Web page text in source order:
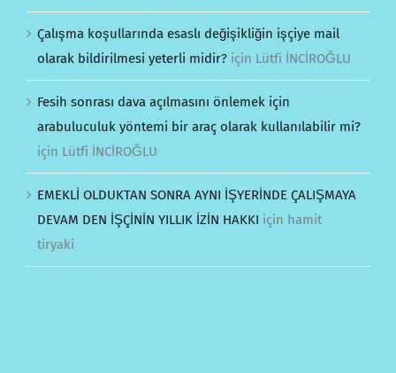
Çalışma koşullarında esaslı değişikliğin işçiye mail
olarak bildirilmesi yeterli midir? için Lütfi İNCİROĞLU
Fesih sonrası dava açılmasını önlemek için
arabuluculuk yöntemi bir araç olarak kullanılabilir mi?
için Lütfi İNCİROĞLU
EMEKLİ OLDUKTAN SONRA AYNI İŞYERİNDE ÇALIŞMAYA
DEVAM DEN İŞÇİNİN YILLIK İZİN HAKKI için hamit
tiryaki